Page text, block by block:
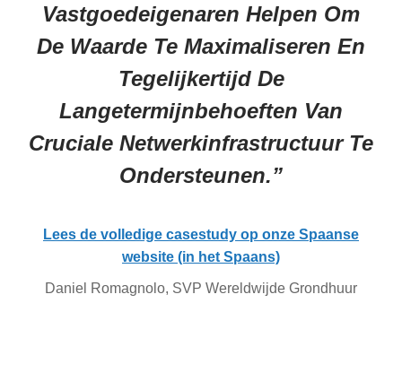
Vastgoedeigenaren Helpen Om
De Waarde Te Maximaliseren En
Tegelijkertijd De
Langetermijnbehoeften Van
Cruciale Netwerkinfrastructuur Te
Ondersteunen.”
Lees de volledige casestudy op onze Spaanse
website (in het Spaans)
Daniel Romagnolo, SVP Wereldwijde Grondhuur